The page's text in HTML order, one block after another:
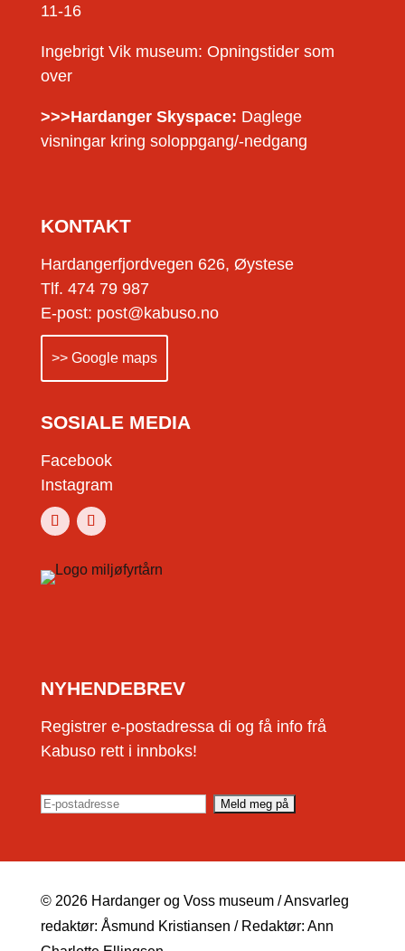
11-16
Ingebrigt Vik museum: Opningstider som
over
>>>Hardanger Skyspace: Daglege
visningar kring soloppgang/-nedgang
KONTAKT
Hardangerfjordvegen 626, Øystese
Tlf. 474 79 987
E-post: post@kabuso.no
>> Google maps
SOSIALE MEDIA
Facebook
Instagram
NYHENDEBREV
Registrer e-postadressa di og få info frå
Kabuso rett i innboks!
© 2026 Hardanger og Voss museum / Ansvarleg
redaktør: Åsmund Kristiansen / Redaktør: Ann